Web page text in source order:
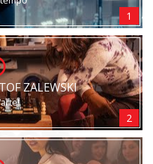
1
ZALEWSKI
2